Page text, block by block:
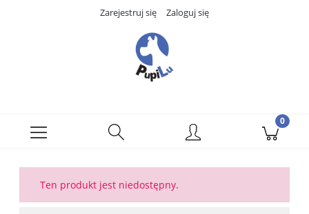
Zarejestruj się Zaloguj się
Ten produkt jest niedostępny.